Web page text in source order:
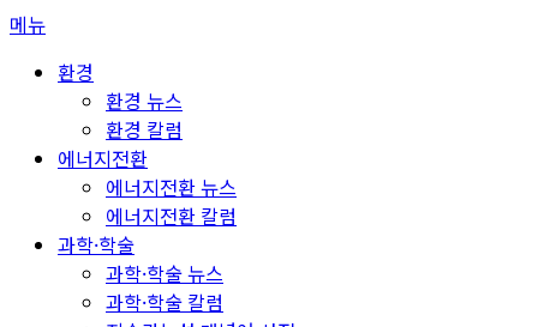
콘
메뉴
환경
환경 뉴스
환경 칼럼
에너지전환
에너지전환 뉴스
에너지전환 칼럼
과학·학술
과학·학술 뉴스
과학·학술 칼럼